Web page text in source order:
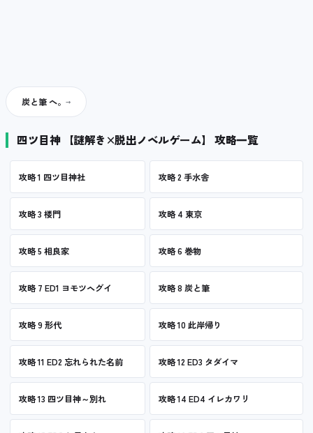
炭と筆 へ。
四ツ目神 【謎解き×脱出ノベルゲーム】 攻略一覧
攻略 1 四ツ目神社 攻略 2 手水舎
攻略 3 楼門 攻略 4 東京
攻略 5 相良家 攻略 6 巻物
攻略 7 ED1 ヨモツヘグイ 攻略 8 炭と筆
攻略 9 形代 攻略 10 此岸帰り
攻略 11 ED2 忘れられた名前 攻略 12 ED3 タダイマ
攻略 13 四ツ目神～別れ 攻略 14 ED4 イレカワリ